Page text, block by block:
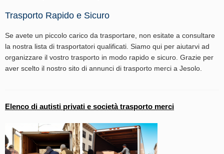
Trasporto Rapido e Sicuro
Se avete un piccolo carico da trasportare, non esitate a consultare
la nostra lista di trasportatori qualificati. Siamo qui per aiutarvi ad
organizzare il vostro trasporto in modo rapido e sicuro. Grazie per
aver scelto il nostro sito di annunci di trasporto merci a Jesolo.
Elenco di autisti privati e società trasporto merci